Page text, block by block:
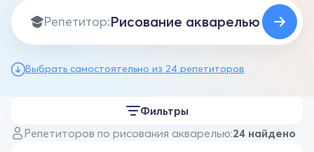
Репетитор:
Выбрать самостоятельно из 24 репетиторов
Репетиторов по рисования акварелью:24 найдено
Фильтры